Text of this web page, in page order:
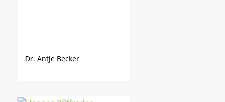
Dr. Antje Becker